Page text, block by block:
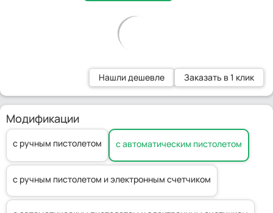
Нашли дешевле Заказать в 1 клик
Модификации
с ручным пистолетом с автоматическим пистолетом
с ручным пистолетом и электронным счетчиком